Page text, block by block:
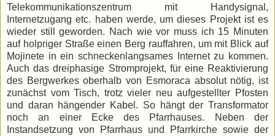
Telekommunikationszentrum mit Handysignal,
Internetzugang etc. haben werde, um dieses Projekt ist es
wieder still geworden. Nach wie vor muss ich 15 Minuten
auf holpriger Straße einen Berg rauffahren, um mit Blick auf
Mojinete in ein schneckenlangsames Internet zu kommen.
Auch das dreiphasige Stromprojekt, für eine Reaktivierung
des Bergwerkes oberhalb von Esmoraca absolut nötig, ist
zunächst vom Tisch, trotz vieler neu aufgestellter Pfosten
und daran hängender Kabel. So hängt der Transformator
noch an einer Ecke des Pfarrhauses. Neben der
Instandsetzung von Pfarrhaus und Pfarrkirche sowie der